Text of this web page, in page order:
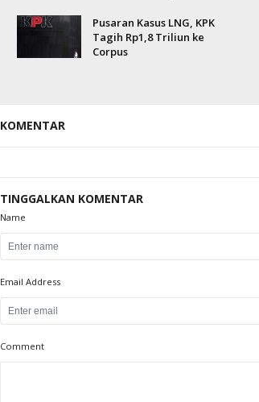
Pusaran Kasus LNG, KPK
Tagih Rp1,8 Triliun ke
Corpus
KOMENTAR
TINGGALKAN KOMENTAR
Name
Email Address
Comment